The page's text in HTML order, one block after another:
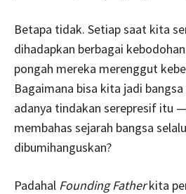
Betapa tidak. Setiap saat kita
dihadapkan berbagai
pongah mereka merenggut
Bagaimana bisa kita jadi
adanya tindakan serepresif itu
membahas sejarah bangsa
dibumihanguskan?
Padahal Founding Fatherkita